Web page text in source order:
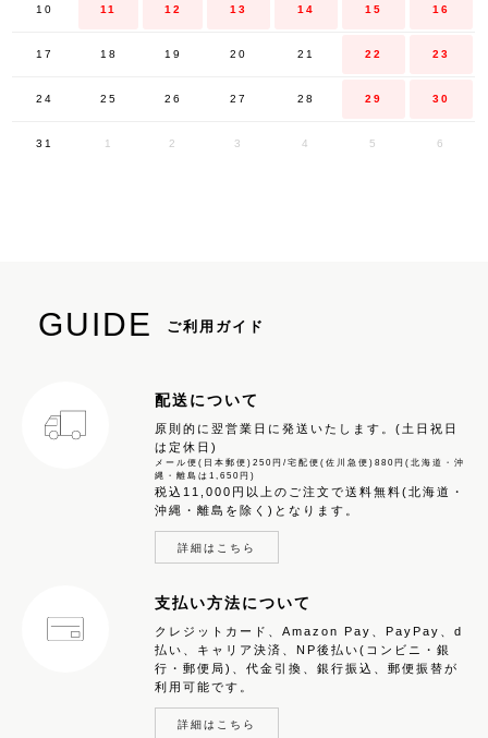
10 11 12 13 14 15 16
17 18 19 20 21 22 23
24 25 26 27 28 29 30
31 1 2 3 4 5 6
GUIDE ご利用ガイド
配送について
原則的に翌営業日に発送いたします。(土日祝日
は定休日)
メール便(日本郵便)250円/宅配便(佐川急便)880円(北海道・沖
縄・離島は1,650円)
税込11,000円以上のご注文で送料無料(北海道・
沖縄・離島を除く)となります。
詳細はこちら
支払い方法について
クレジットカード、Amazon Pay、PayPay、d
払い、キャリア決済、NP後払い(コンビニ・銀
行・郵便局)、代金引換、銀行振込、郵便振替が
利用可能です。
詳細はこちら